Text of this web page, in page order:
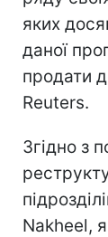
яких
даної
продати
Reuters.
Згідно з
Nakheel,